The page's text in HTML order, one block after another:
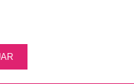
i l'espai destinat a
haurà de baixar de
prioritat les cadires de
per persona. - Els viatgers
TRANSPORT
a la bodega, aquestes
i en cap cas s'acceptaran